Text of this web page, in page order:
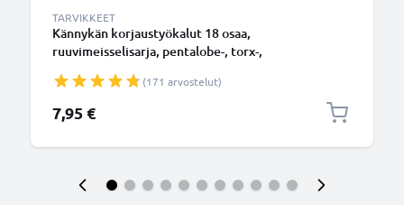
TARVIKKEET
Kännykän korjaustyökalut 18 osaa,
ruuvimeisselisarja, pentalobe-, torx-,
pinsetit ja tarra - älypuhelimen avaustyökalut
tarkkuustyöhön
(171 arvostelut)
7,95 €